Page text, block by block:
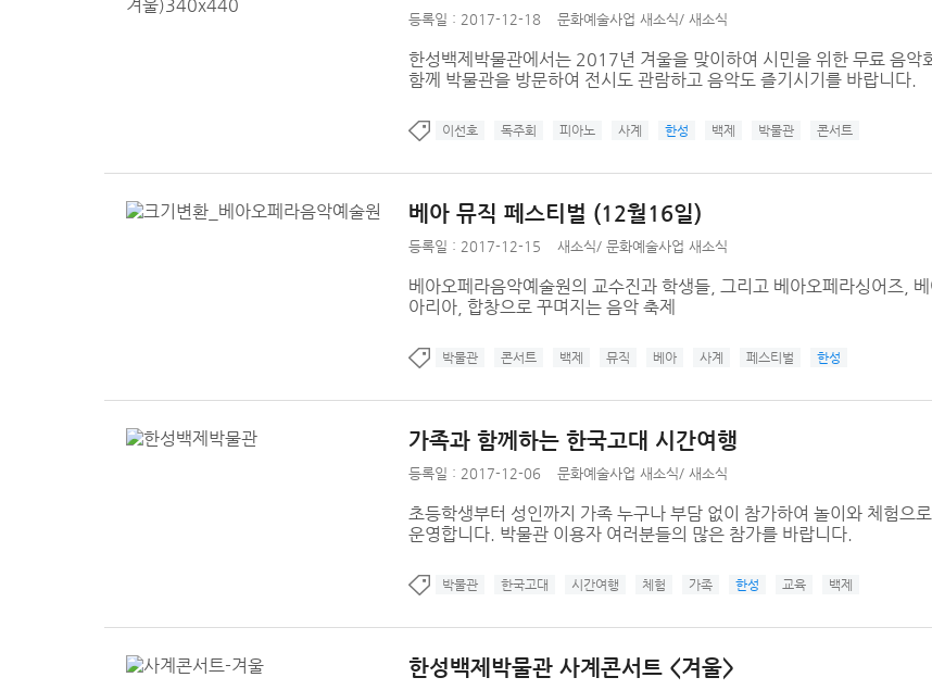
등록일 : 2017-12-18 문화예술사업 새소식/ 새소식
한성백제박물관에서는 2017년 겨울을 맞이하여 시민을 위한 무료 음
함께 박물관을 방문하여 전시도 관람하고 음악도 즐기시기를 바랍니다.
이선호 독주회 피아노 사계 한성 백제 박물관 콘서트
베아 뮤직 페스티벌 (12월16일)
등록일 : 2017-12-15 새소식/ 문화예술사업 새소식
베아오페라음악예술원의 교수진과 학생들, 그리고 베아오페라싱어즈,
아리아, 합창으로 꾸며지는 음악 축제
박물관 콘서트 백제 뮤직 베아 사계 페스티벌 한성
가족과 함께하는 한국고대 시간여행
등록일 : 2017-12-06 문화예술사업 새소식/ 새소식
초등학생부터 성인까지 가족 누구나 부담 없이 참가하여 놀이와 체험으
운영합니다. 박물관 이용자 여러분들의 많은 참가를 바랍니다.
박물관 한국고대 시간여행 체험 가족 한성 교육 백제
한성백제박물관 사계콘서트 <겨울>